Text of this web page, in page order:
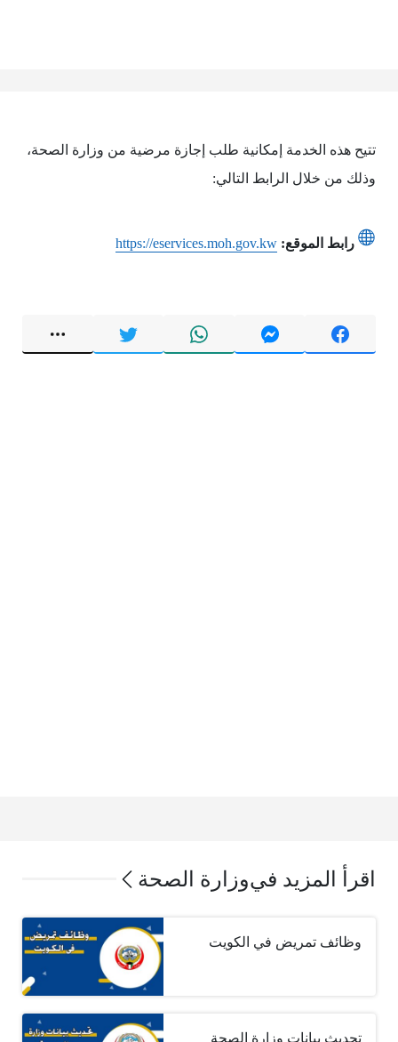
تتيح هذه الخدمة إمكانية طلب إجازة مرضية من وزارة الصحة،
وذلك من خلال الرابط التالي:
رابط الموقع: https://eservices.moh.gov.kw
اقرأ المزيد فيوزارة الصحة
وظائف تمريض في الكويت
تحديث بيانات وزارة الصحة